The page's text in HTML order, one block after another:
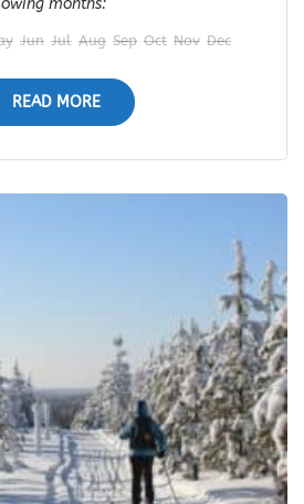
months:
Jun Jul Aug Sep Oct Nov Dec
READ MORE